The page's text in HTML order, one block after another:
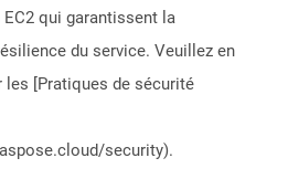
qui garantissent la
du service. Veuillez en
les [Pratiques de sécurité
security).